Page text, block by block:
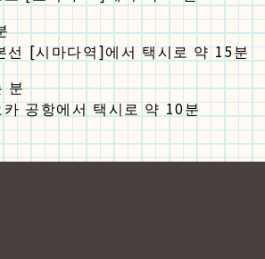
선 [시마다역]에서 택시로 약 15분
분
공항에서 택시로 약 10분